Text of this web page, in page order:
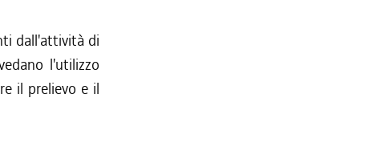
dall'attività di
l'utilizzo
il prelievo e il